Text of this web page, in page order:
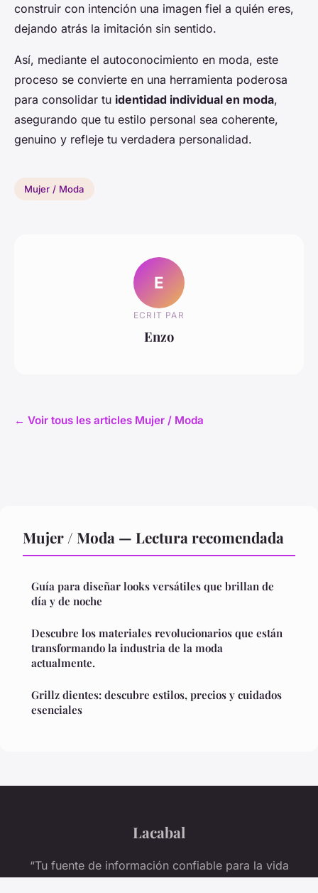
construir con intención una imagen fiel a quién eres,
dejando atrás la imitación sin sentido.
Así, mediante el autoconocimiento en moda, este
proceso se convierte en una herramienta poderosa
para consolidar tu identidad individual en moda,
asegurando que tu estilo personal sea coherente,
genuino y refleje tu verdadera personalidad.
Mujer / Moda
E
ECRIT PAR
Enzo
← Voir tous les articles Mujer / Moda
Mujer / Moda — Lectura recomendada
Guía para diseñar looks versátiles que brillan de
día y de noche
Descubre los materiales revolucionarios que están
transformando la industria de la moda
actualmente.
Grillz dientes: descubre estilos, precios y cuidados
esenciales
Lacabal
“Tu fuente de información confiable para la vida